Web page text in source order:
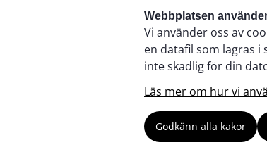
Webbplatsen
Vi använder oss av
en datafil som lagras i
inte skadlig för din
Läs mer om hur vi
Godkänn alla kakor